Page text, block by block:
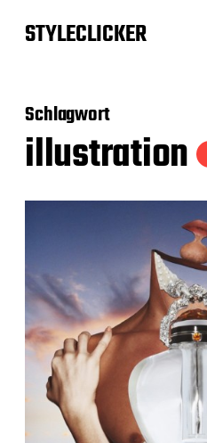
STYLECLICKER
Schlagwort
illustration